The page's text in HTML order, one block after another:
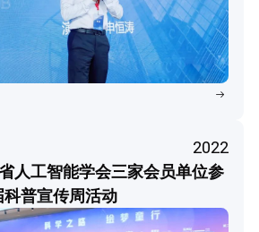
2022
人工智能学会三家会员单位参
普宣传周活动